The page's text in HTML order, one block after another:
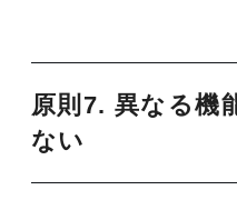
原則7. 異なる機
ない